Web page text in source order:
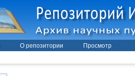
О репозитории Просмотр